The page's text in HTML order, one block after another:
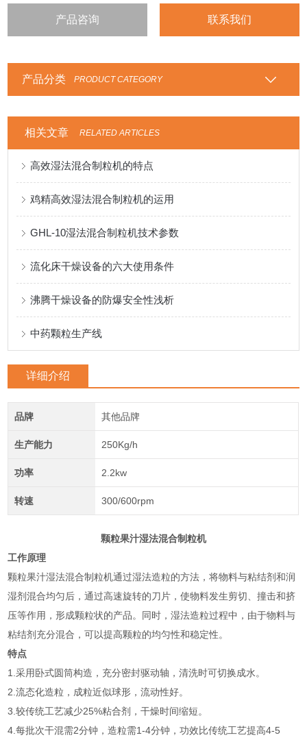
产品咨询 联系我们
产品分类 PRODUCT CATEGORY
相关文章 RELATED ARTICLES
高效湿法混合制粒机的特点
鸡精高效湿法混合制粒机的运用
GHL-10湿法混合制粒机技术参数
流化床干燥设备的六大使用条件
沸腾干燥设备的防爆安全性浅析
中药颗粒生产线
详细介绍
品牌 其他品牌
生产能力 250Kg/h
功率 2.2kw
转速 300/600rpm
颗粒果汁湿法混合制粒机
工作原理
颗粒果汁湿法混合制粒机通过湿法造粒的方法，将物料与粘结剂和润
湿剂混合均匀后，通过高速旋转的刀片，使物料发生剪切、撞击和挤
压等作用，形成颗粒状的产品。同时，湿法造粒过程中，由于物料与
粘结剂充分混合，可以提高颗粒的均匀性和稳定性。
特点
1.采用卧式圆筒构造，充分密封驱动轴，清洗时可切换成水。
2.流态化造粒，成粒近似球形，流动性好。
3.较传统工艺减少25%粘合剂，干燥时间缩短。
4.每批次干混需2分钟，造粒需1-4分钟，功效比传统工艺提高4-5